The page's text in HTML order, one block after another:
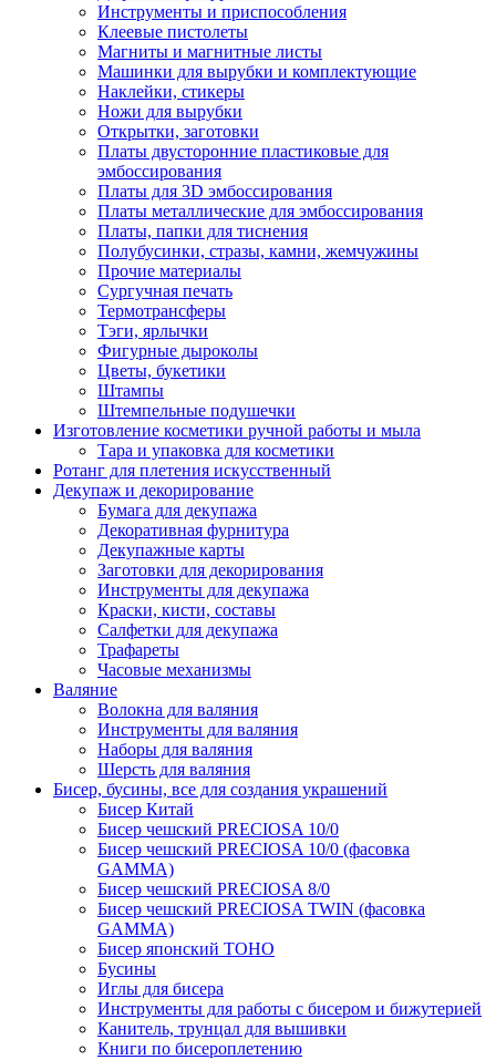
Инструменты и приспособления
Клеевые пистолеты
Магниты и магнитные листы
Машинки для вырубки и комплектующие
Наклейки, стикеры
Ножи для вырубки
Открытки, заготовки
Платы двусторонние пластиковые для
эмбоссирования
Платы для 3D эмбоссирования
Платы металлические для эмбоссирования
Платы, папки для тиснения
Полубусинки, стразы, камни, жемчужины
Прочие материалы
Сургучная печать
Термотрансферы
Тэги, ярлычки
Фигурные дыроколы
Цветы, букетики
Штампы
Штемпельные подушечки
Изготовление косметики ручной работы и мыла
Тара и упаковка для косметики
Ротанг для плетения искусственный
Декупаж и декорирование
Бумага для декупажа
Декоративная фурнитура
Декупажные карты
Заготовки для декорирования
Инструменты для декупажа
Краски, кисти, составы
Салфетки для декупажа
Трафареты
Часовые механизмы
Валяние
Волокна для валяния
Инструменты для валяния
Наборы для валяния
Шерсть для валяния
Бисер, бусины, все для создания украшений
Бисер Китай
Бисер чешский PRECIOSA 10/0
Бисер чешский PRECIOSA 10/0 (фасовка
GAMMA)
Бисер чешский PRECIOSA 8/0
Бисер чешский PRECIOSA TWIN (фасовка
GAMMA)
Бисер японский TOHO
Бусины
Иглы для бисера
Инструменты для работы с бисером и бижутерией
Канитель, трунцал для вышивки
Книги по бисероплетению